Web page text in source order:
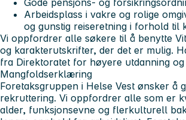
Arbeidsplass i vakre og rolige
og gunstig reiseretning i forhold til
Vi oppfordrer alle søkere til å benytte
og karakterutskrifter, der det er mulig.
fra Direktoratet for høyere utdanning og
Mangfoldserklæring
Foretaksgruppen i Helse Vest ønsker å
rekruttering. Vi oppfordrer alle som er
alder, funksjonsevne og flerkulturell